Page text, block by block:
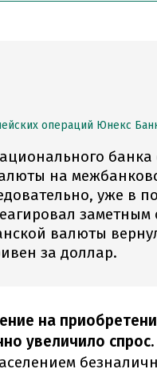
операций Юнекс
банка
на
уже в
валюты
за доллар.
на
увеличило спрос.